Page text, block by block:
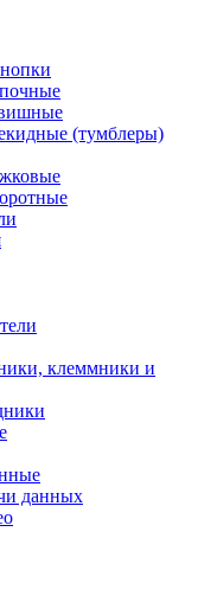
(тумблеры)
клеммники и
данных